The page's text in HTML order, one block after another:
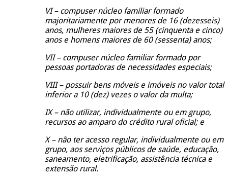
VI – compuser núcleo familiar formado
majoritariamente por menores de 16 (dezesseis)
anos, mulheres maiores de 55 (cinquenta e cinco)
anos e homens maiores de 60 (sessenta) anos;
VII – compuser núcleo familiar formado por
pessoas portadoras de necessidades especiais;
VIII – possuir bens móveis e imóveis no valor total
inferior a 10 (dez) vezes o valor da multa;
IX – não utilizar, individualmente ou em grupo,
recursos ao amparo do crédito rural oficial; e
X – não ter acesso regular, individualmente ou em
grupo, aos serviços públicos de saúde, educação,
saneamento, eletrificação, assistência técnica e
extensão rural.